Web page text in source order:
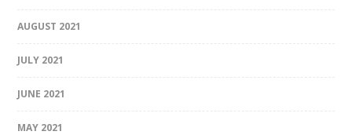
AUGUST 2021
JULY 2021
JUNE 2021
MAY 2021